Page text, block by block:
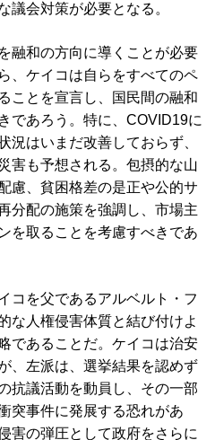
議会対策が必要となる。
融和の方向に導くことが必要
、ケイコは自らをすべてのペ
ことを宣言し、国民間の融和
であろう。特に、COVID19に
況はいまだ改善しておらず、
害も予想される。包摂的な山
慮、貧困格差の是正や公的サ
分配の施策を強調し、市場主
を取ることを考慮すべきであ
コを父であるアルベルト・フ
な人権侵害体質と結び付けよ
であることだ。ケイコは治安
、左派は、選挙結果を認めず
抗議活動を動員し、その一部
突事件に発展する恐れがあ
害の弾圧として政府をさらに